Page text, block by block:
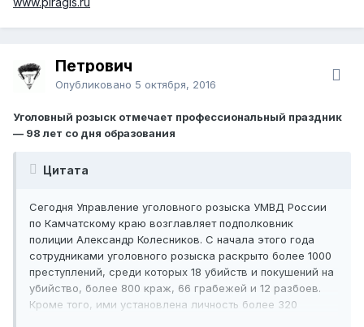
Петрович
Опубликовано 5 октября, 2016
Уголовный розыск отмечает профессиональный праздник
— 98 лет со дня образования
Цитата
Сегодня Управление уголовного розыска УМВД России
по Камчатскому краю возглавляет подполковник
полиции Александр Колесников. С начала этого года
сотрудниками уголовного розыска раскрыто более 1000
преступлений, среди которых 18 убийств и покушений на
убийство, более 800 краж, 66 грабежей и 12 разбоев.
Кроме того, ими установлена личность более 320